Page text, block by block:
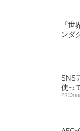
「
ンダ
SNS
使っ